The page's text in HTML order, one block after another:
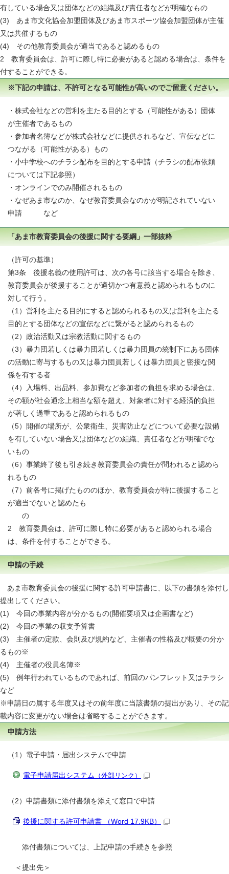
有している場合又は団体などの組織及び責任者などが明確なもの
(3) あま市文化協会加盟団体及びあま市スポーツ協会加盟団体が主催
又は共催するもの
(4) その他教育委員会が適当であると認めるもの
2 教育委員会は、許可に際し特に必要があると認める場合は、条件を
付することができる。
※下記の申請は、不許可となる可能性が高いのでご留意ください。
・株式会社などの営利を主たる目的とする（可能性がある）団体
が主催者であるもの
・参加者名簿などが株式会社などに提供されるなど、宣伝などに
つながる（可能性がある）もの
・小中学校へのチラシ配布を目的とする申請（チラシの配布依頼
については下記参照）
・オンラインでのみ開催されるもの
・なぜあま市なのか、なぜ教育委員会なのかが明記されていない
申請 など
「あま市教育委員会の後援に関する要綱」一部抜粋
（許可の基準）
第3条 後援名義の使用許可は、次の各号に該当する場合を除き、
教育委員会が後援することが適切かつ有意義と認められるものに
対して行う。
（1）営利を主たる目的にすると認められるもの又は営利を主たる
目的とする団体などの宣伝などに繋がると認められるもの
（2）政治活動又は宗教活動に関するもの
（3）暴力団若しくは暴力団若しくは暴力団員の統制下にある団体
の活動に寄与するもの又は暴力団員若しくは暴力団員と密接な関
係を有する者
（4）入場料、出品料、参加費など参加者の負担を求める場合は、
その額が社会通念上相当な額を超え、対象者に対する経済的負担
が著しく過重であると認められるもの
（5）開催の場所が、公衆衛生、災害防止などについて必要な設備
を有していない場合又は団体などの組織、責任者などが明確でな
いもの
（6）事業終了後も引き続き教育委員会の責任が問われると認めら
れるもの
（7）前各号に掲げたもののほか、教育委員会が特に後援すること
が適当でないと認めたも
の
2 教育委員会は、許可に際し特に必要があると認められる場合
は、条件を付することができる。
申請の手続
あま市教育委員会の後援に関する許可申請書に、以下の書類を添付し
提出してください。
(1) 今回の事業内容が分かるもの(開催要項又は企画書など)
(2) 今回の事業の収支予算書
(3) 主催者の定款、会則及び規約など、主催者の性格及び概要の分か
るもの※
(4) 主催者の役員名簿※
(5) 例年行われているものであれば、前回のパンフレット又はチラシ
など
※申請日の属する年度又はその前年度に当該書類の提出があり、その記
載内容に変更がない場合は省略することができます。
申請方法
（1）電子申請・届出システムで申請
電子申請届出システム （外部リンク）
（2）申請書類に添付書類を添えて窓口で申請
後援に関する許可申請書 （Word 17.9KB）
添付書類については、上記申請の手続きを参照
＜提出先＞